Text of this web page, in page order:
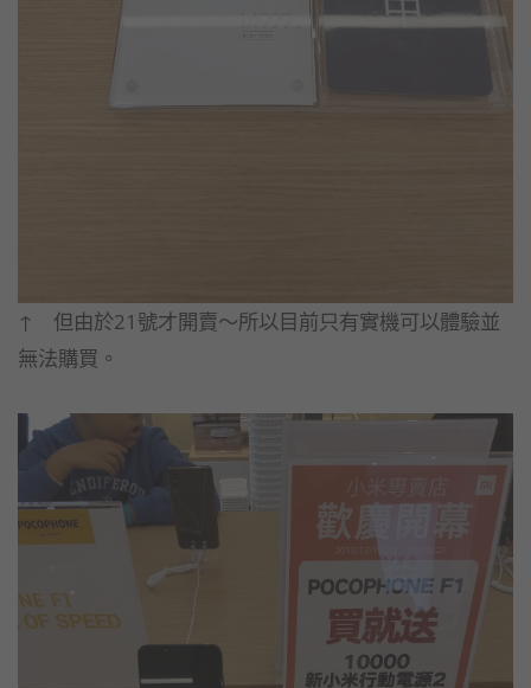
↑ 但由於21號才開賣～所以目前只有實機可以體驗並
無法購買。